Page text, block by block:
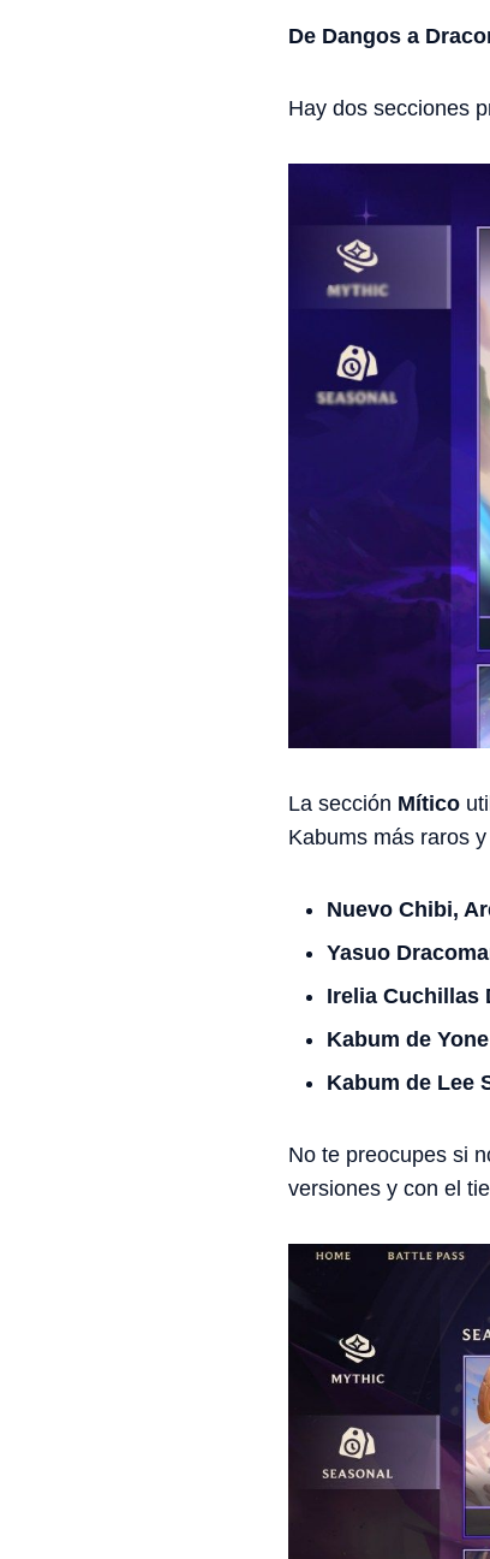
De Dangos a
Hay dos secciones
La sección Mítico
Kabums más raros
Nuevo Chibi,
Yasuo
Irelia Cuchillas
Kabum de
Kabum de Lee
No te preocupes si
versiones y con el